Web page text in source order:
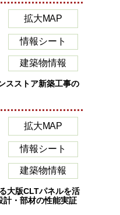
拡大MAP
情報シート
建築物情報
スストア新築工事の
拡大MAP
情報シート
建築物情報
大版CLTパネルを活
計・部材の性能実証